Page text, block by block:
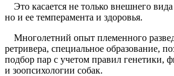
Это касается не только внешнего
но и ее темперамента и здоровья.
Многолетний опыт племенного
ретривера, специальное образование,
подбор пар с учетом правил генетики,
и зоопсихологии собак.